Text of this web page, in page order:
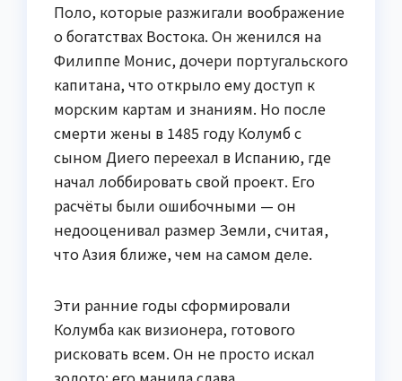
Поло, которые разжигали воображение
о богатствах Востока. Он женился на
Филиппе Монис, дочери португальского
капитана, что открыло ему доступ к
морским картам и знаниям. Но после
смерти жены в 1485 году Колумб с
сыном Диего переехал в Испанию, где
начал лоббировать свой проект. Его
расчёты были ошибочными — он
недооценивал размер Земли, считая,
что Азия ближе, чем на самом деле.
Эти ранние годы сформировали
Колумба как визионера, готового
рисковать всем. Он не просто искал